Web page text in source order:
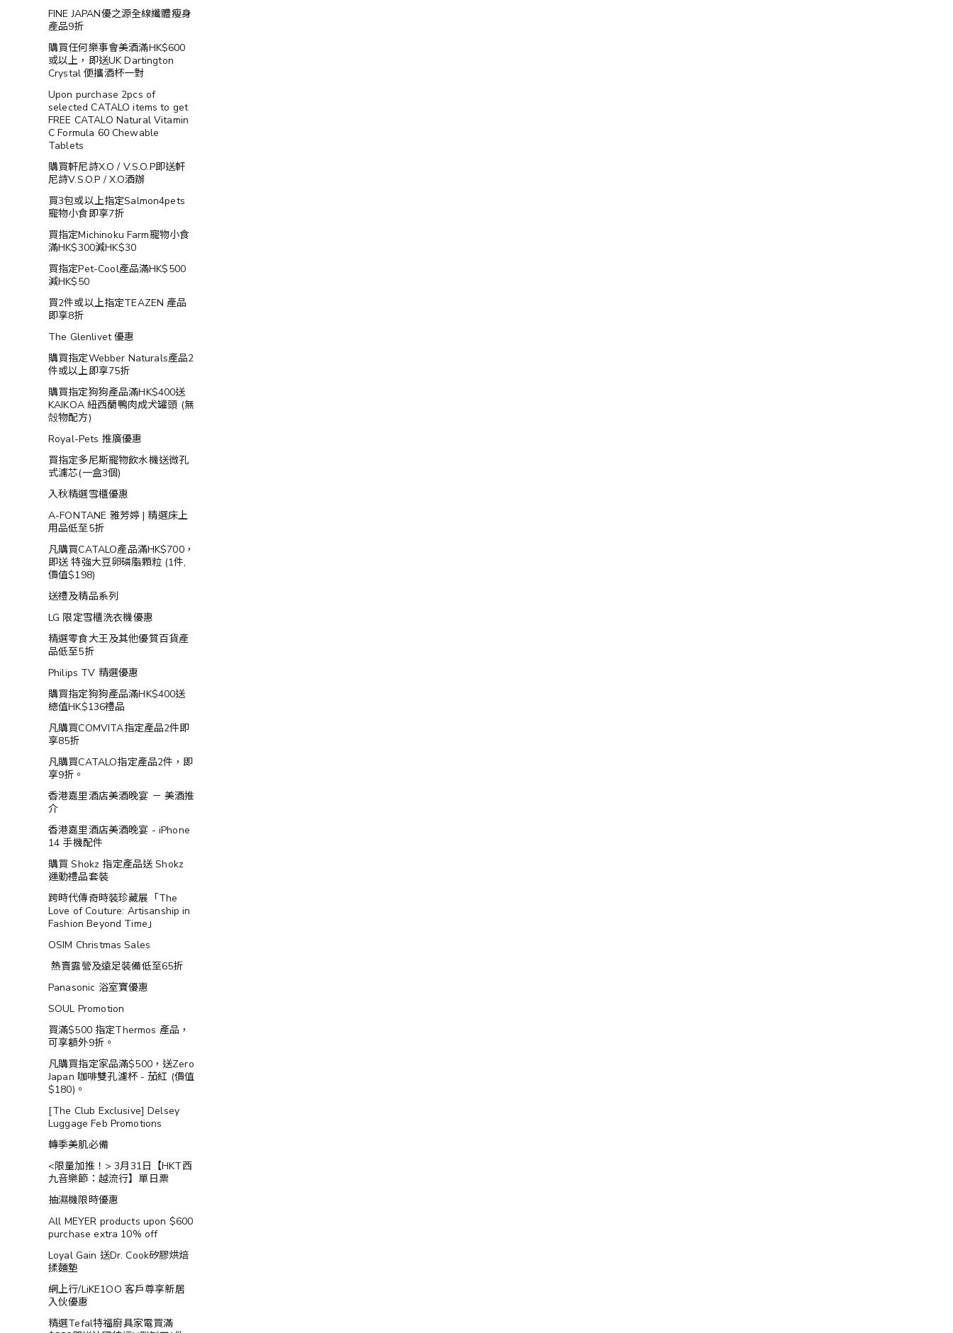
FINE JAPAN優之源全線纖體瘦身
產品9折
購買任何樂事會美酒滿HK$600
或以上，即送UK Dartington
Crystal 便攜酒杯一對
Upon purchase 2pcs of
selected CATALO items to get
FREE CATALO Natural Vitamin
C Formula 60 Chewable
Tablets
購買軒尼詩X.O / V.S.O.P即送軒
尼詩V.S.O.P / X.O酒辦
買3包或以上指定Salmon4pets
寵物小食即享7折
買指定Michinoku Farm寵物小食
滿HK$300減HK$30
買指定Pet-Cool產品滿HK$500
減HK$50
買2件或以上指定TEAZEN 產品
即享8折
The Glenlivet 優惠
購買指定Webber Naturals產品2
件或以上即享75折
購買指定狗狗產品滿HK$400送
KAIKOA 紐西蘭鴨肉成犬罐頭 (無
殻物配方)
Royal-Pets 推廣優惠
買指定多尼斯寵物飲水機送微孔
式濾芯(一盒3個)
入秋精選雪櫃優惠
A-FONTANE 雅芳婷 | 精選床上
用品低至5折
凡購買CATALO產品滿HK$700，
即送 特強大豆卵磷脂顆粒 (1件,
價值$198)
送禮及精品系列
LG 限定雪櫃洗衣機優惠
精選零食大王及其他優質百貨產
品低至5折
Philips TV 精選優惠
購買指定狗狗產品滿HK$400送
總值HK$136禮品
凡購買COMVITA指定產品2件即
享85折
凡購買CATALO指定產品2件，即
享9折。
香港嘉里酒店美酒晚宴 － 美酒推
介
香港嘉里酒店美酒晚宴 - iPhone
14 手機配件
購買 Shokz 指定產品送 Shokz
運動禮品套裝
跨時代傳奇時裝珍藏展「The
Love of Couture: Artisanship in
Fashion Beyond Time」
OSIM Christmas Sales
熱賣露營及遠足裝備低至65折
Panasonic 浴室寶優惠
SOUL Promotion
買滿$500 指定Thermos 產品，
可享額外9折。
凡購買指定家品滿$500，送Zero
Japan 咖啡雙孔濾杯 - 茄紅 (價值
$180)。
[The Club Exclusive] Delsey
Luggage Feb Promotions
轉季美肌必備
<限量加推！> 3月31日【HKT西
九音樂節：越流行】單日票
抽濕機限時優惠
All MEYER products upon $600
purchase extra 10% off
Loyal Gain 送Dr. Cook矽膠烘焙
揉麵墊
網上行/LiKE1OO 客戶尊享新居
入伙優惠
精選Tefal特福廚具家電買滿